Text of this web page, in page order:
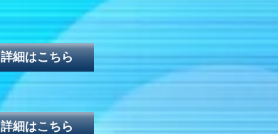
詳細はこちら
詳細はこちら